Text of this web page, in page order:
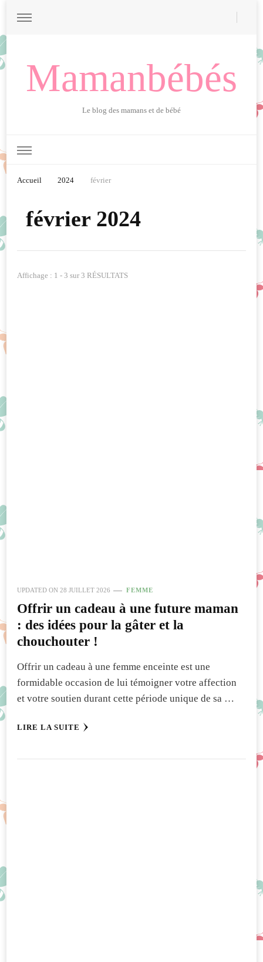
Mamanbébés
Le blog des mamans et de bébé
Accueil 2024 février
février 2024
Affichage : 1 - 3 sur 3 RÉSULTATS
UPDATED ON 28 JUILLET 2026 FEMME
Offrir un cadeau à une future maman
: des idées pour la gâter et la
chouchouter !
Offrir un cadeau à une femme enceinte est une
formidable occasion de lui témoigner votre affection
et votre soutien durant cette période unique de sa …
LIRE LA SUITE